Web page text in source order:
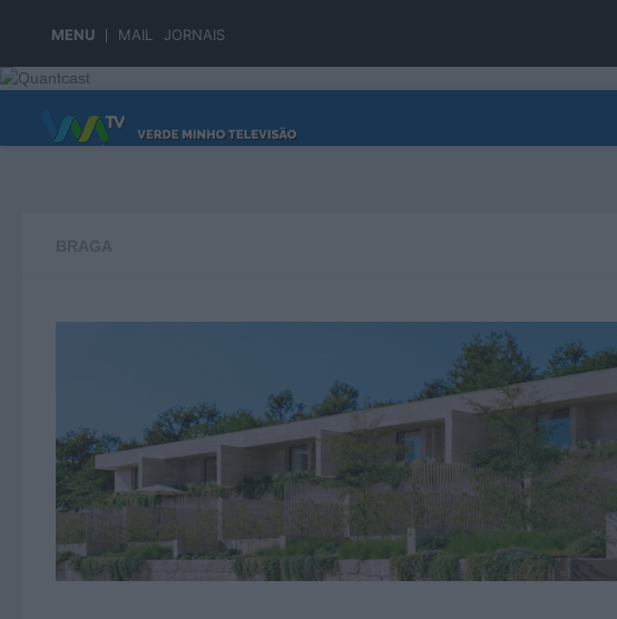
MENU MAIL JORNAIS
Skip to content